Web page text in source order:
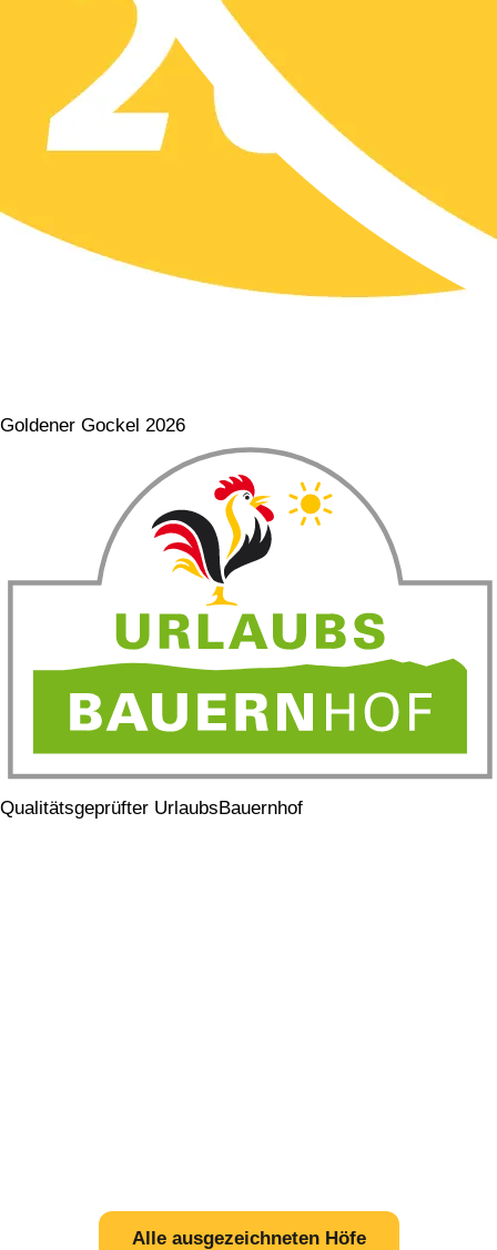
Goldener Gockel 2026
Qualitätsgeprüfter UrlaubsBauernhof
Alle ausgezeichneten Höfe